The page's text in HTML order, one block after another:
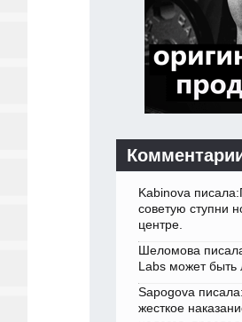
Kabinova
советую ступни
центре.
Шеломова
Labs может быть
Sapogova
жесткое